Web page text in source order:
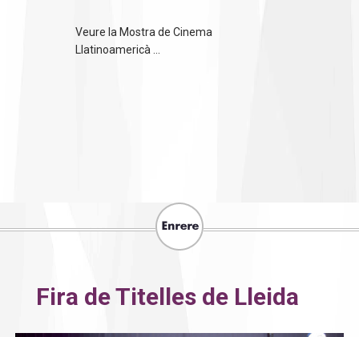
Veure la Mostra de Cinema
Llatinoamericà ...
Fira de Titelles de Lleida